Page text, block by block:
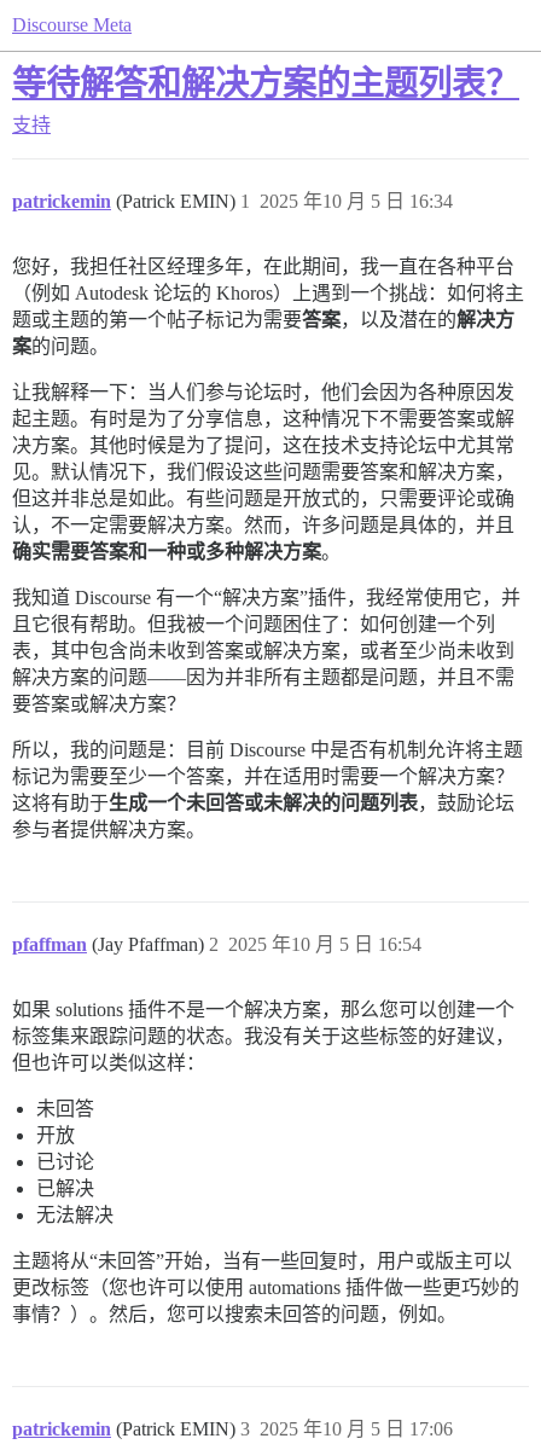
Discourse Meta
等待解答和解决方案的主题列表？
支持
patrickemin (Patrick EMIN) 2025 年10 月 5 日 16:34
1
您好，我担任社区经理多年，在此期间，我一直在各种平台
（例如 Autodesk 论坛的 Khoros）上遇到一个挑战：如何将主
题或主题的第一个帖子标记为需要答案，以及潜在的解决方
案的问题。
让我解释一下：当人们参与论坛时，他们会因为各种原因发
起主题。有时是为了分享信息，这种情况下不需要答案或解
决方案。其他时候是为了提问，这在技术支持论坛中尤其常
见。默认情况下，我们假设这些问题需要答案和解决方案，
但这并非总是如此。有些问题是开放式的，只需要评论或确
认，不一定需要解决方案。然而，许多问题是具体的，并且
确实需要答案和一种或多种解决方案。
我知道 Discourse 有一个“解决方案”插件，我经常使用它，并
且它很有帮助。但我被一个问题困住了：如何创建一个列
表，其中包含尚未收到答案或解决方案，或者至少尚未收到
解决方案的问题——因为并非所有主题都是问题，并且不需
要答案或解决方案？
所以，我的问题是：目前 Discourse 中是否有机制允许将主题
标记为需要至少一个答案，并在适用时需要一个解决方案？
这将有助于生成一个未回答或未解决的问题列表，鼓励论坛
参与者提供解决方案。
pfaffman (Jay Pfaffman) 2025 年10 月 5 日 16:54
2
如果 solutions 插件不是一个解决方案，那么您可以创建一个
标签集来跟踪问题的状态。我没有关于这些标签的好建议，
但也许可以类似这样：
未回答
开放
已讨论
已解决
无法解决
主题将从“未回答”开始，当有一些回复时，用户或版主可以
更改标签（您也许可以使用 automations 插件做一些更巧妙的
事情？）。然后，您可以搜索未回答的问题，例如。
patrickemin (Patrick EMIN) 2025 年10 月 5 日 17:06
3